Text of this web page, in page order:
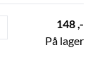
148 ,-
På lager